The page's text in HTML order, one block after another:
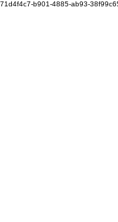
71d4f4c7-b901-4885-ab93-